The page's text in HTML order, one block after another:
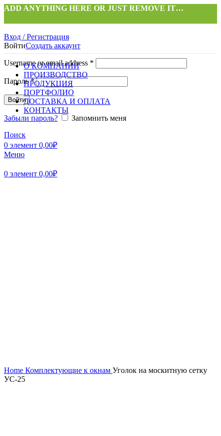
ADD ANYTHING HERE OR JUST REMOVE IT…
Вход / Регистрация
ВойтиСоздать аккаунт
Username or email address *
Пароль*
Войти
Забыли пароль?
Запомнить меня
Поиск
0 элемент 0,00₽
Меню
0 элемент 0,00₽
О КОМПАНИИ
ПРОИЗВОДСТВО
ПРОДУКЦИЯ
ПОРТФОЛИО
ДОСТАВКА И ОПЛАТА
КОНТАКТЫ
Нажмите, чтобы увеличить
Home Комплектующие к окнам Уголок на москитную сетку
УС-25